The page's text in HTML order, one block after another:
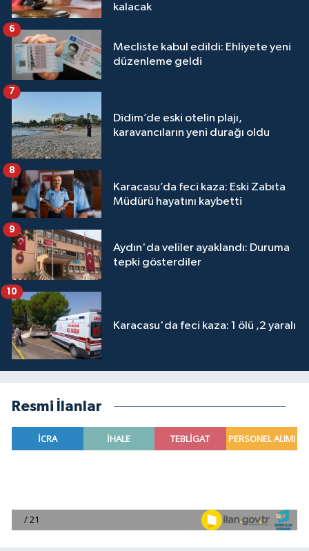
kalacak
Mecliste kabul edildi: Ehliyete yeni
düzenleme geldi
6
Didim’de eski otelin plajı,
karavancıların yeni durağı oldu
7
Karacasu’da feci kaza: Eski Zabıta
Müdürü hayatını kaybetti
8
Aydın'da veliler ayaklandı: Duruma
tepki gösterdiler
9
Karacasu'da feci kaza: 1 ölü ,2 yaralı
10
Resmi İlanlar